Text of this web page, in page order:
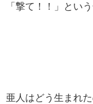
「撃て！！」とい
亜人はどう生まれ